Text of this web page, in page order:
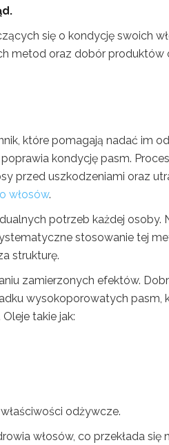
się o kondycję swoich
metod oraz dobór produktów
które pomagają nadać im
kondycję pasm.
przed uszkodzeniami oraz
włosów.
potrzeb każdej osoby.
stosowanie tej
strukturę.
zamierzonych efektów.
wysokoporowatych pasm,
takie jak:
odżywcze.
włosów, co przekłada się